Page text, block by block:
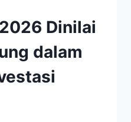
Dinilai
dalam